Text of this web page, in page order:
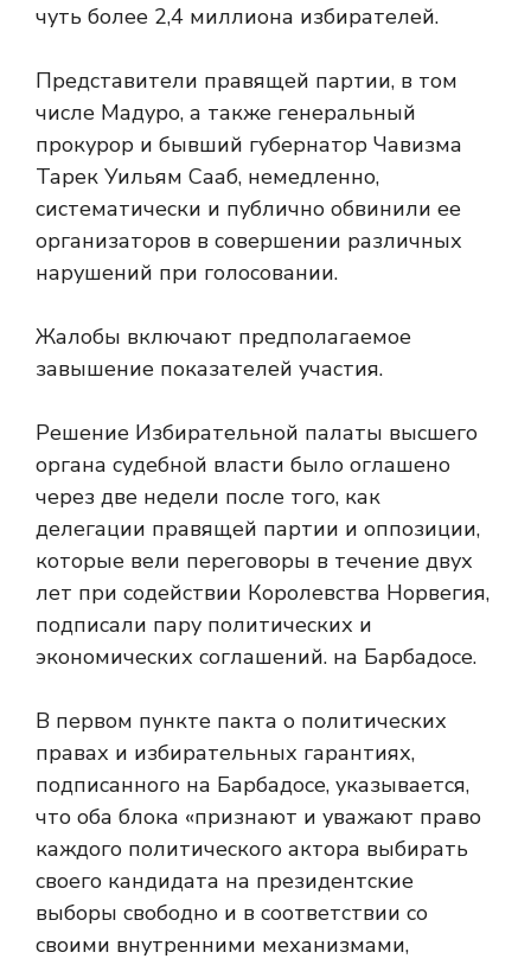
чуть более 2,4 миллиона избирателей.
Представители правящей партии, в том
числе Мадуро, а также генеральный
прокурор и бывший губернатор Чавизма
Тарек Уильям Сааб, немедленно,
систематически и публично обвинили ее
организаторов в совершении различных
нарушений при голосовании.
Жалобы включают предполагаемое
завышение показателей участия.
Решение Избирательной палаты высшего
органа судебной власти было оглашено
через две недели после того, как
делегации правящей партии и оппозиции,
которые вели переговоры в течение двух
лет при содействии Королевства Норвегия,
подписали пару политических и
экономических соглашений. на Барбадосе.
В первом пункте пакта о политических
правах и избирательных гарантиях,
подписанного на Барбадосе, указывается,
что оба блока «признают и уважают право
каждого политического актора выбирать
своего кандидата на президентские
выборы свободно и в соответствии со
своими внутренними механизмами,